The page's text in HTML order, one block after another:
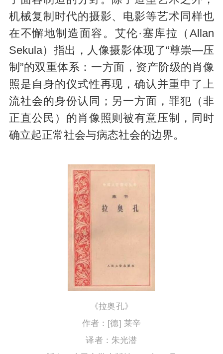
机械复制时代的摄影、电影等艺术同样也
在不懈地制造面容。艾伦·塞库拉（Allan
Sekula）指出，人像摄影体现了“尊崇—压
制”的双重体系：一方面，资产阶级的肖像
照是自身的仪式性再现，确认并重申了上
流社会的身份认同；另一方面，罪犯（非
正直公民）的肖像照则被有意压制，同时
确立起正常社会与病态社会的边界。
《拉奥孔》
作者：[德] 莱辛
译者：朱光潜